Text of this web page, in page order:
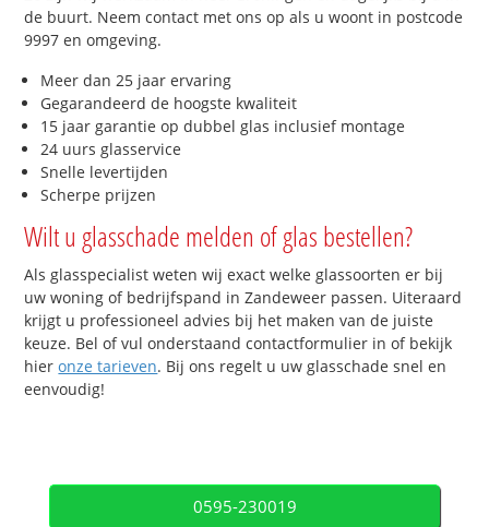
de buurt. Neem contact met ons op als u woont in postcode
9997 en omgeving.
Meer dan 25 jaar ervaring
Gegarandeerd de hoogste kwaliteit
15 jaar garantie op dubbel glas inclusief montage
24 uurs glasservice
Snelle levertijden
Scherpe prijzen
Wilt u glasschade melden of glas bestellen?
Als glasspecialist weten wij exact welke glassoorten er bij
uw woning of bedrijfspand in Zandeweer passen. Uiteraard
krijgt u professioneel advies bij het maken van de juiste
keuze. Bel of vul onderstaand contactformulier in of bekijk
hieronze tarieven. Bij ons regelt u uw glasschade snel en
eenvoudig!
0595-230019